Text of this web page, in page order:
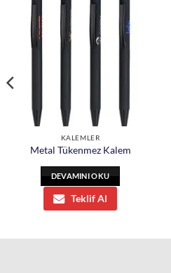
KALEMLER
Metal Tükenmez Kalem
DEVAMINI OKU
Teklif Al